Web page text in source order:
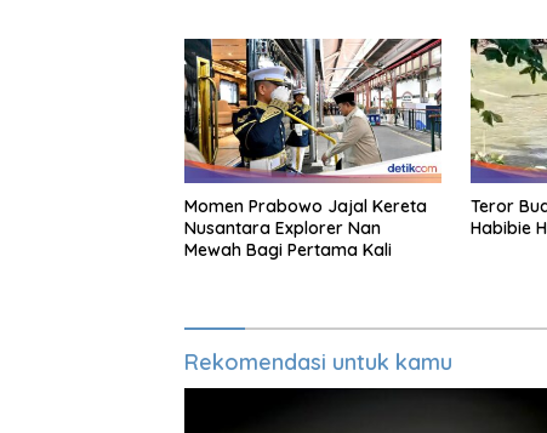
Momen Prabowo Jajal Kereta
Nusantara Explorer Nan
Mewah Bagi Pertama Kali
Teror
Habibie
Rekomendasi untuk kamu